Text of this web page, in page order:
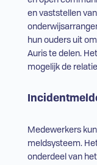
en vaststellen
hun ouders uit
Auris te delen.
mogelijk de
Medewerkers
meldsysteem.
onderdeel van